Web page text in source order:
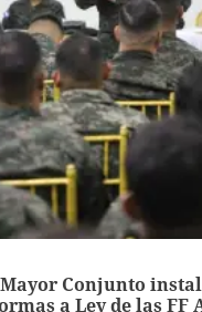
Mayor Conjunto
a Ley de las FF